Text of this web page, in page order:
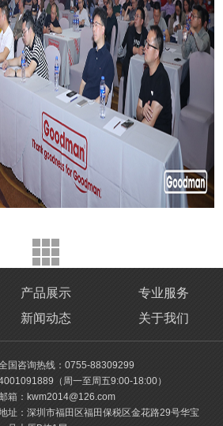
产品展示
专业服务
新闻动态 关于我们
国咨询热线：0755-88309299
（周一至周五9:00-18:00）
箱：kwm2014@126.com
址：深圳市福田区福田保税区金花路29号华宝